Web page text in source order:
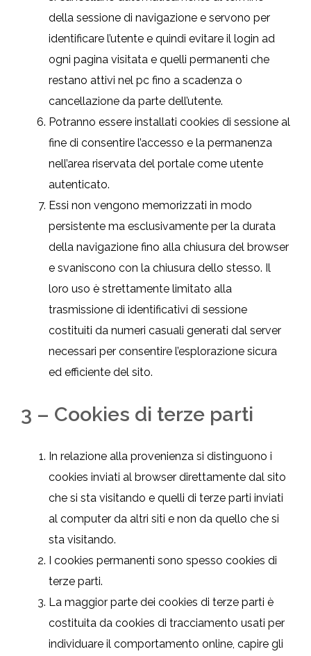
della sessione di navigazione e servono per
identificare l’utente e quindi evitare il login ad
ogni pagina visitata e quelli permanenti che
restano attivi nel pc fino a scadenza o
cancellazione da parte dell’utente.
Potranno essere installati cookies di sessione al
fine di consentire l’accesso e la permanenza
nell’area riservata del portale come utente
autenticato.
Essi non vengono memorizzati in modo
persistente ma esclusivamente per la durata
della navigazione fino alla chiusura del browser
e svaniscono con la chiusura dello stesso. Il
loro uso è strettamente limitato alla
trasmissione di identificativi di sessione
costituiti da numeri casuali generati dal server
necessari per consentire l’esplorazione sicura
ed efficiente del sito.
3 – Cookies di terze parti
In relazione alla provenienza si distinguono i
cookies inviati al browser direttamente dal sito
che si sta visitando e quelli di terze parti inviati
al computer da altri siti e non da quello che si
sta visitando.
I cookies permanenti sono spesso cookies di
terze parti.
La maggior parte dei cookies di terze parti è
costituita da cookies di tracciamento usati per
individuare il comportamento online, capire gli